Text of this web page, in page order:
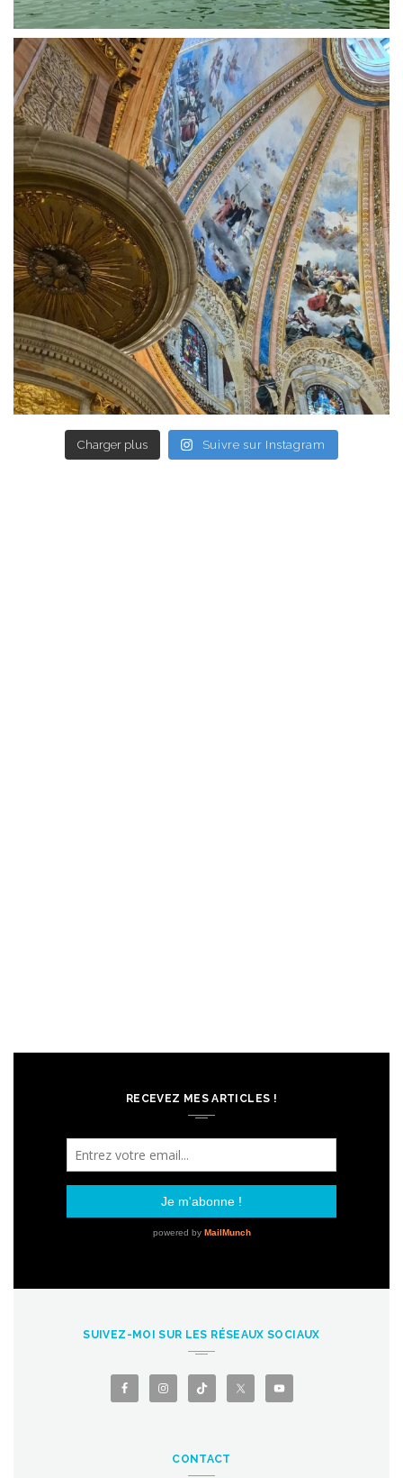
Charger plus Suivre sur Instagram
RECEVEZ MES ARTICLES !
SUIVEZ-MOI SUR LES RÉSEAUX SOCIAUX
CONTACT